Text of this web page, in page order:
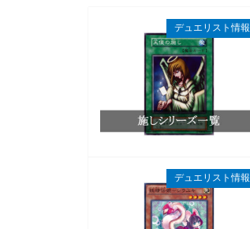
デュエリスト情報
デュエリスト情報